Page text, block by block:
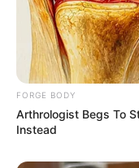
Critics Were
Grace Kelly
BRAINBERRIES
FORGE BODY
Arthrologist Begs To
Instead